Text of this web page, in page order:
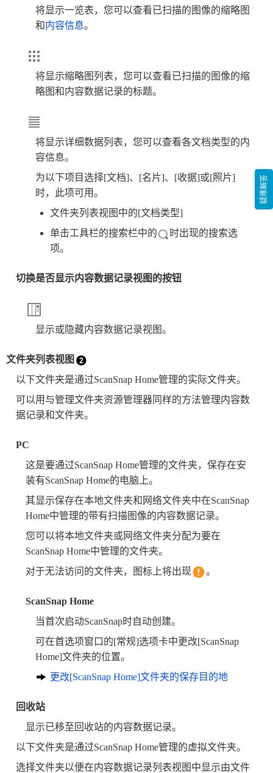
将显示一览表，您可以查看已扫描的图像的缩略图
和内容信息。
将显示缩略图列表，您可以查看已扫描的图像的缩
略图和内容数据记录的标题。
将显示详细数据列表，您可以查看各文档类型的内
容信息。
为以下项目选择[文档]、[名片]、[收据]或[照片]
时，此项可用。
文件夹列表视图中的[文档类型]
单击工具栏的搜索栏中的
时出现的搜索选
项。
切换是否显示内容数据记录视图的按钮
显示或隐藏内容数据记录视图。
文件夹列表视图
以下文件夹是通过ScanSnap Home管理的实际文件夹。
可以用与管理文件夹资源管理器同样的方法管理内容数
据记录和文件夹。
PC
这是要通过ScanSnap Home管理的文件夹，保存在安
装有ScanSnap Home的电脑上。
其显示保存在本地文件夹和网络文件夹中在ScanSnap
Home中管理的带有扫描图像的内容数据记录。
您可以将本地文件夹或网络文件夹分配为要在
ScanSnap Home中管理的文件夹。
对于无法访问的文件夹，图标上将出现
。
ScanSnap Home
当首次启动ScanSnap时自动创建。
可在首选项窗口的[常规]选项卡中更改[ScanSnap
Home]文件夹的位置。
更改[ScanSnap Home]文件夹的保存目的地
回收站
显示已移至回收站的内容数据记录。
以下文件夹是通过ScanSnap Home管理的虚拟文件夹。
选择文件夹以便在内容数据记录列表视图中显示由文件
疑难解答